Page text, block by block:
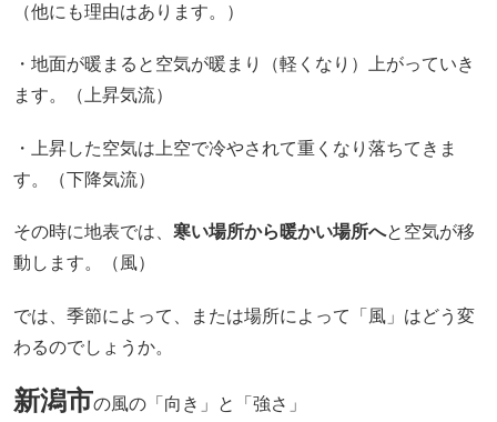
（他にも理由はあります。）
・地面が暖まると空気が暖まり（軽くなり）上がっていき
ます。（上昇気流）
・上昇した空気は上空で冷やされて重くなり落ちてきま
す。（下降気流）
その時に地表では、 寒い場所から暖かい場所へと空気が移
動します。（風）
では、季節によって、または場所によって「風」はどう変
わるのでしょうか。
新潟市の風の「向き」と「強さ」